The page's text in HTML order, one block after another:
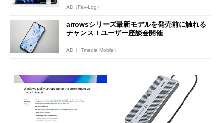
AD（Fav-Log）
arrowsシリーズ最新モデルを発売前に触れる
チャンス！ユーザー座談会開催
AD（ ITmedia Mobile）